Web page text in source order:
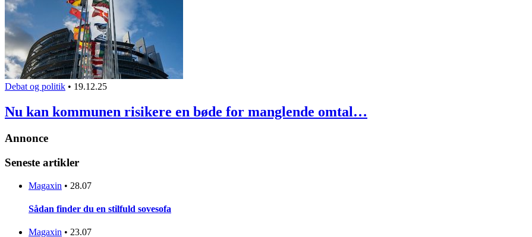
Debat og politik • 19.12.25
Nu kan kommunen risikere en bøde for manglende omtal…
Annonce
Seneste artikler
Magaxin • 28.07
Sådan finder du en stilfuld sovesofa
Magaxin • 23.07